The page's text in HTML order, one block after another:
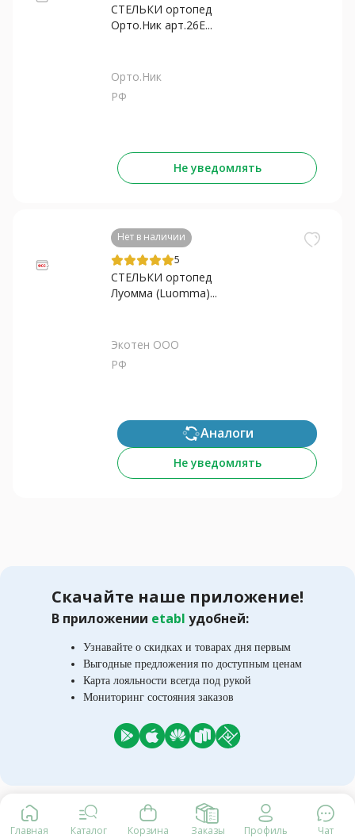
СТЕЛЬКИ ортопед
Орто.Ник арт.26Е...
Орто.Ник
РФ
Не уведомлять
Нет в наличии
5
СТЕЛЬКИ ортопед
Луомма (Luomma)...
Экотен ООО
РФ
Аналоги
Не уведомлять
Скачайте наше приложение!
В приложении etabl удобней:
Узнавайте о скидках и товарах дня первым
Выгодные предложения по доступным ценам
Карта лояльности всегда под рукой
Мониторинг состояния заказов
Главная Каталог Корзина Заказы Профиль Чат